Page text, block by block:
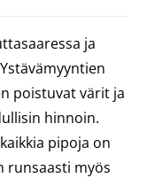
ja
poistuvat värit ja
hinnoin.
pipoja on
runsaasti myös